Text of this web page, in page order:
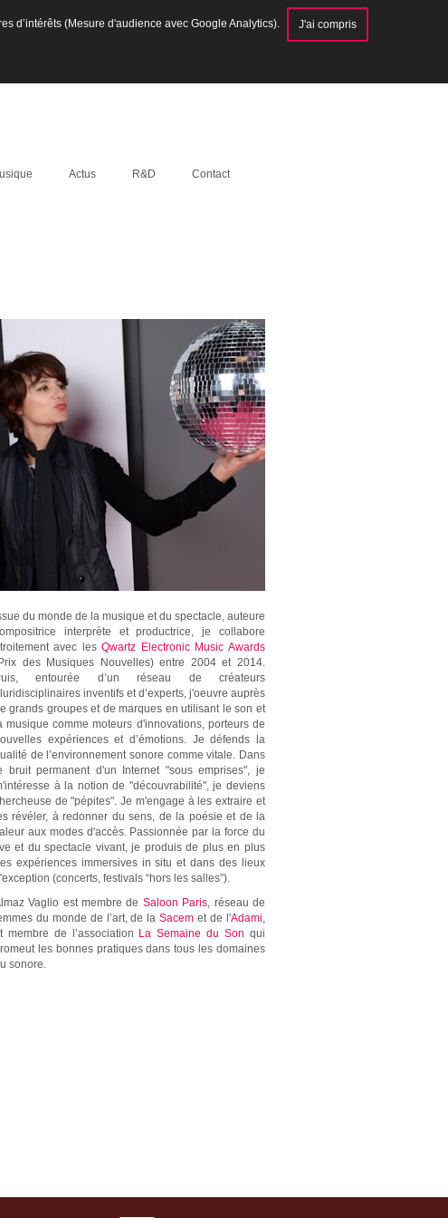
d’intérêts (Mesure d'audience avec Google Analytics). J'ai compris
Actus R&D Contact
du monde de la musique et du spectacle, auteure
interprète et productrice, je collabore
avec lesQwartz Electronic Music Awards
des Musiques Nouvelles) entre 2004 et 2014.
entourée d’un réseau de créateurs
inventifs et d’experts, j'oeuvre auprès
grands groupes et de marques en utilisant le son et
musique comme moteurs d'innovations, porteurs de
expériences et d’émotions. Je défends la
de l’environnement sonore comme vitale. Dans
bruit permanent d'un Internet "sous emprises", je
à la notion de "découvrabilité", je deviens
de "pépites". Je m'engage à les extraire et
révéler, à redonner du sens, de la poésie et de la
aux modes d'accès. Passionnée par la force du
et du spectacle vivant, je produis de plus en plus
expériences immersives in situ et dans des lieux
(concerts, festivals “hors les salles”).
Vaglio est membre de Saloon Paris, réseau de
du monde de l’art, de laSacem et de l'Adami,
membre de l’association La Semaine du Son qui
les bonnes pratiques dans tous les domaines
sonore.